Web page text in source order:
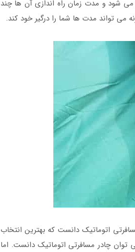
می شود و مدت زمان راه اندازی آن ها چند
می تواند مدت ها شما را درگیر خود کند.
اتوماتیک دانست که بهترین انتخاب
توان چادر مسافرتی اتوماتیک دانست. اما